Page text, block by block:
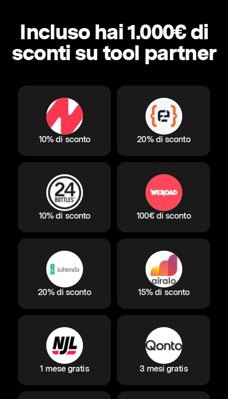
Incluso hai 1.000€ di
sconti su tool partner
10% di sconto 20% di sconto
10% di sconto 100€ di sconto
20% di sconto 15% di sconto
1 mese gratis 3 mesi gratis